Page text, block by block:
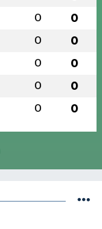
0 0
0 0
0 0
0 0
0 0